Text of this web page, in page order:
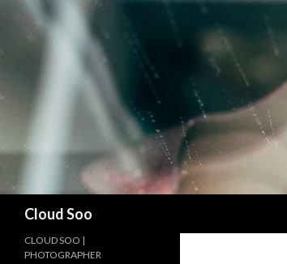
Cloud Soo
CLOUD SOO |
PHOTOGRAPHER